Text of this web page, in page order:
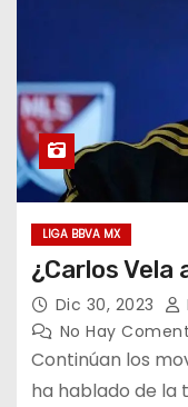
LIGA BBVA MX
¿Carlos Vela
Dic 30, 2023
No Hay
Continúan los
ha hablado de la